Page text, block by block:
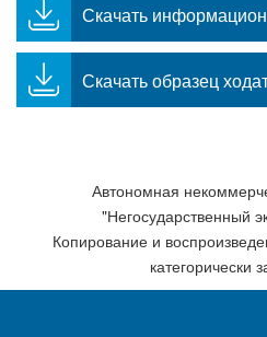
Скачать
Скачать образец
Автономная
"Негосударственный
Копирование и
категорически